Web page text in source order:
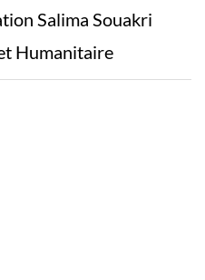
Salima Souakri
Humanitaire